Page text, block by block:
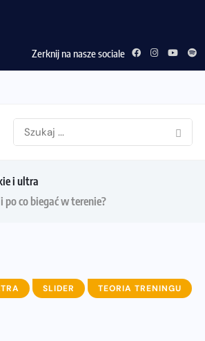
Zerknij na nasze sociale
i ultra
po co biegać w terenie?
SLIDER TEORIA TRENINGU